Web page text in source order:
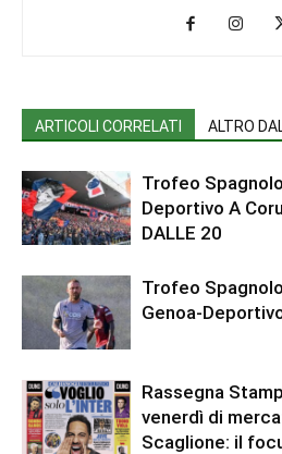
ARTICOLI CORRELATI ALTRO
Trofeo
Deportivo A
DALLE 20
Trofeo
Genoa-
Rassegna
venerdì di
Scaglione: il